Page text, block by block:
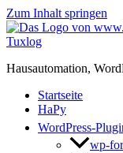
Zum Inhalt springen
Tuxlog
Hausautomation,
Startseite
HaPy
WordPress-
wp-